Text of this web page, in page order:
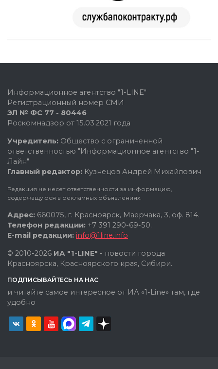
Информационное агентство "1-LINE"
Регистрационный номер СМИ
ЭЛ № ФС 77 - 80446
Роскомнадзор от 15.03.2021 года
Учредитель: Общество с ограниченной
ответственностью "Информационное агентство "1-
Лайн"
Главный редактор: Кузнецов Андрей Михайлович
Редакция не несет ответственности за информацию,
содержащуюся в рекламных объявлениях.
Адрес: 660075, г. Красноярск, Маерчака, 3, оф. 814.
Телефон редакции: +7 391 290-69-50.
E-mail редакции: info@1line.info
© 2010-2026 ИА "1-LINE" - новости города
Красноярска, Красноярского края, Сибири.
ПОДПИСЫВАЙТЕСЬ НА НАС
и читайте самое интересное от ИА «1-Line» там, где
удобно